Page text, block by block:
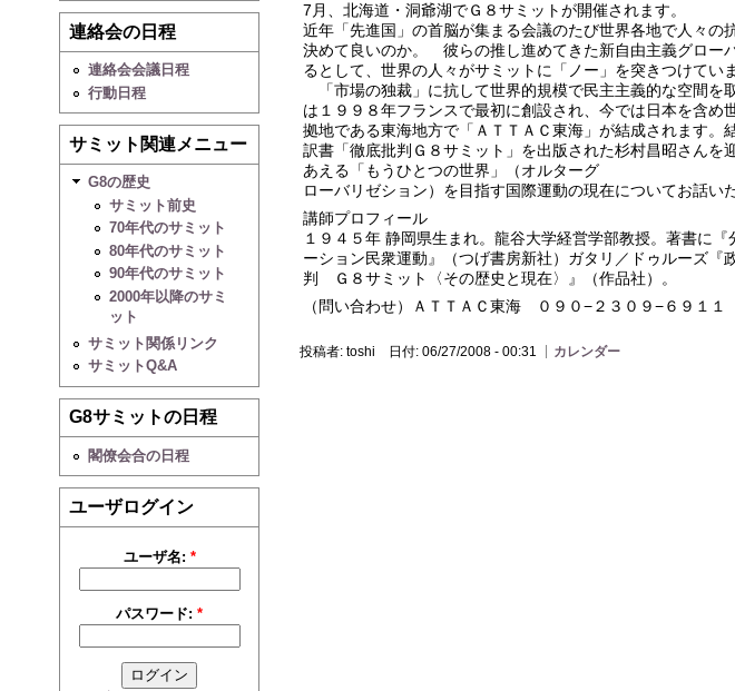
連絡会の日程
連絡会会議日程
行動日程
サミット関連メニュー
G8の歴史
サミット前史
70年代のサミット
80年代のサミット
90年代のサミット
2000年以降のサミ
ット
サミット関係リンク
サミットQ&A
G8サミットの日程
閣僚会合の日程
ユーザログイン
ユーザ名: *
パスワード:*
7月、北海道・洞爺湖でＧ８サミットが開催されます。
近年「先進国」の首脳が集まる会議のたび世界各地で人々
決めて良いのか。 彼らの推し進めてきた新自由主義グロー
るとして、世界の人々がサミットに「ノー」を突きつけていま
「市場の独裁」に抗して世界的規模で民主主義的な空間を
は１９９８年フランスで最初に創設され、今では日本を含
拠地である東海地方で「ＡＴＴＡＣ東海」が結成されます
訳書「徹底批判Ｇ８サミット」を出版された杉村昌昭さん
あえる「もうひとつの世界」（オルターグ
ローバリゼション）を目指す国際運動の現在についてお話い
講師プロフィール
１９４５年 静岡県生まれ。龍谷大学経営学部教授。著書に
ーション民衆運動』（つげ書房新社）ガタリ／ドゥルーズ
判 Ｇ８サミット〈その歴史と現在〉』（作品社）。
（問い合わせ）ＡＴＴＡＣ東海 ０９０−２３０９−６９１１
投稿者: toshi 日付: 06/27/2008 - 00:31 カレンダー